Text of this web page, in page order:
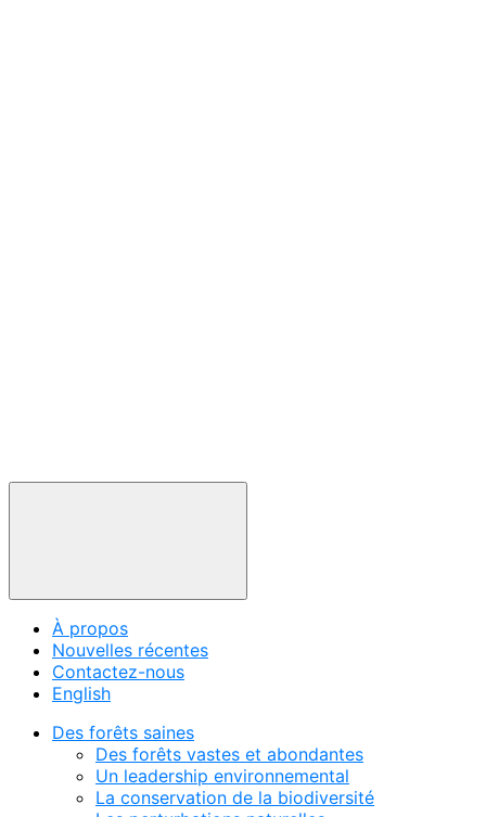
À propos
Nouvelles récentes
Contactez-nous
English
Des forêts saines
Des forêts vastes et abondantes
Un leadership environnemental
La conservation de la biodiversité